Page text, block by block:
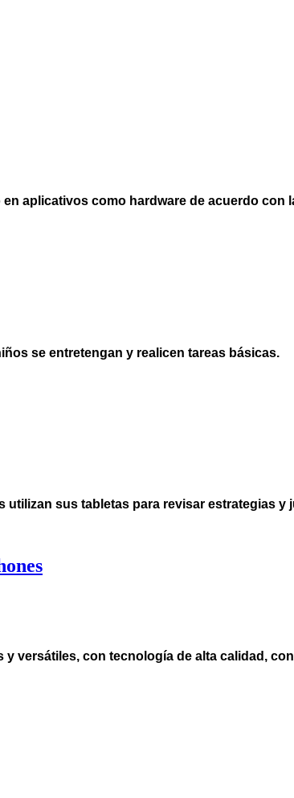
aplicativos como hardware de acuerdo con
se entretengan y realicen tareas básicas.
utilizan sus tabletas para revisar estrategias y
versátiles, con tecnología de alta calidad,